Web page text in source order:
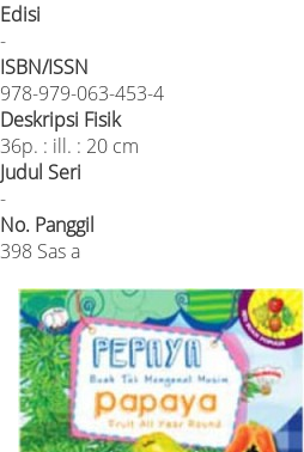
Edisi
-
ISBN/ISSN
978-979-063-453-4
Deskripsi Fisik
36p. : ill. : 20 cm
Judul Seri
-
No. Panggil
398 Sas a